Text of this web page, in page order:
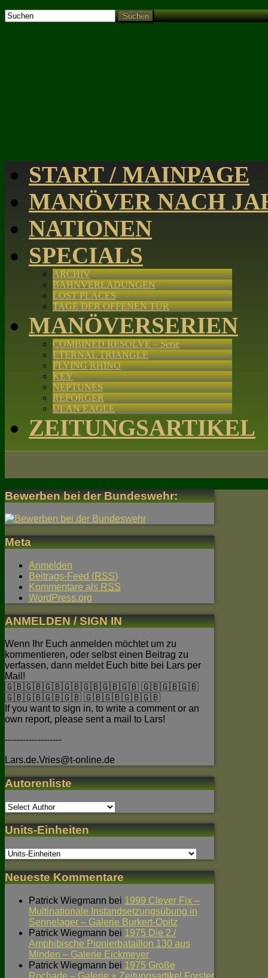
Suchen
START / MAINPAGE
MANÖVER NACH
NATIONEN
SPECIALS
ARCHIV
BAHNVERLADUNGEN
LOST PLACES
TAGE DER OFFENEN TÜR
MANÖVERSERIEN
COMBINED RESOLVE – Serie
ETERNAL TRIANGLE
FLYING RHINO
KEY
NEPTUNES
REFORGER
ULAN EAGLE
ZEITUNGSARTIKEL
Bewerben bei der Bundeswehr:
Meta
Anmelden
Beitrags-Feed (RSS)
Kommentare als RSS
WordPress.org
ANMELDEN / SIGN IN
Wenn Ihr Euch anmelden möchtet um zu
kommentieren, oder selbst einen Beitrag zu
verfassen, dann meldet Euch bitte bei Lars per
Mail!
🇬🇧🇬🇧🇬🇧🇬🇧🇬🇧🇬🇧🇬🇧 🇬🇧🇬🇧🇬🇧
🇬🇧🇬🇧🇬🇧🇬🇧 🇬🇧🇬🇧🇬🇧🇬🇧
If you want to sign in, to write a comment or an
own report, please sent a mail to Lars!
-------------------
Lars.de.Vries@t-online.de
Autorenliste
Units-Einheiten
Neueste Kommentare
Patrick Wiegmann bei 1999 Clever Fix –
Multinationale Instandsetzungsübung in
Sennelager – Galerie Burkert-Opitz
Patrick Wiegmann bei 1975 Die 2./
Amphibische Pionierbataillon 130 aus
Minden – Galerie Eickmeyer
Patrick Wiegmann bei 1975 Große
Rochade – Galerie + Zeitungsartikel Forster